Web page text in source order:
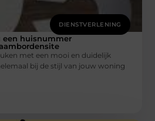
DIENSTVERLENING
een huisnummer
met een mooi en duidelijk
bij de stijl van jouw woning